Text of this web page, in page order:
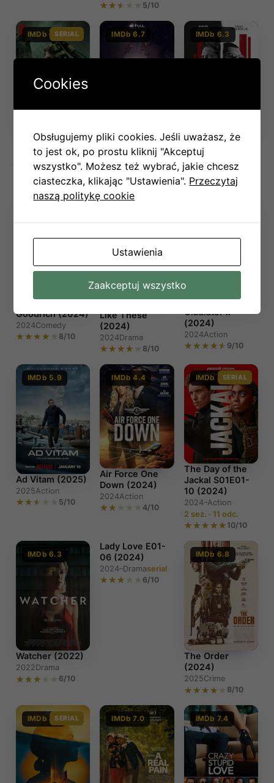
5/10
IMDb 6.1SERIAL
(2025)
2025–Crime
1 sez. · 5 odc.
7/10
IMDb 6.7
The Gorge
(2025)
2025
8/10
IMDb 6.3
Den of Thieves
2: Pantera
(2025)
2025Action
7/10
Goodrich (2024)
2024Comedy
8/10
Like These
(2024)
2024Drama
8/10
Gladiator II
(2024)
2024Action
9/10
IMDb 5.9
Ad Vitam (2025)
2025Action
5/10
IMDb 4.4
Air Force One
Down (2024)
2024Action
4/10
IMDb 8.1SERIAL
The Day of the
Jackal S01E01-
10 (2024)
2024–Action
2 sez. · 11 odc.
10/10
IMDb 6.3
Watcher (2022)
2022Drama
6/10
SERIAL
Lady Love E01-
06 (2024)
2024–Dramaserial
6/10
IMDb 6.8
The Order
(2024)
2025Crime
8/10
IMDb 8.1SERIAL IMDb 7.0 IMDb 7.4
Cookies
Obsługujemy pliki cookies. Jeśli uważasz, że
to jest ok, po prostu kliknij "Akceptuj
wszystko". Możesz też wybrać, jakie chcesz
ciasteczka, klikając "Ustawienia". Przeczytaj
naszą politykę cookie
Ustawienia
Zaakceptuj wszystko